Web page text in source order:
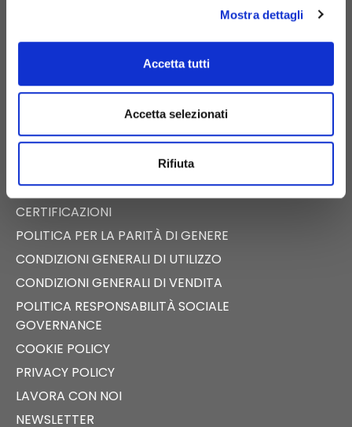
Mostra dettagli
Accetta tutti
Accetta selezionati
Rifiuta
NEWS
FAST NEWS
TECALLIANCE
CERTIFICAZIONI
POLITICA PER LA PARITÀ DI GENERE
CONDIZIONI GENERALI DI UTILIZZO
CONDIZIONI GENERALI DI VENDITA
POLITICA RESPONSABILITÀ SOCIALE
GOVERNANCE
COOKIE POLICY
PRIVACY POLICY
LAVORA CON NOI
NEWSLETTER